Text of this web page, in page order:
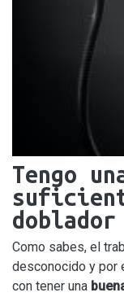
Tengo
Como sabes, el
desconocido y por
con tener una